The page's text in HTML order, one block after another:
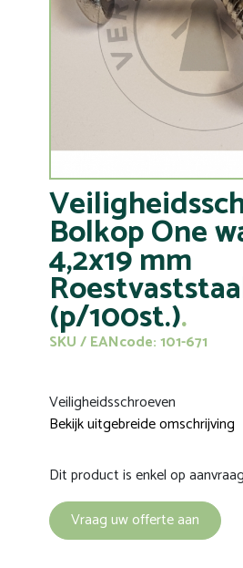
Bolkop One
4,2x19 mm
(p/100st.)
SKU / EANcode: 101-671
Veiligheidsschroeven
Bekijk uitgebreide omschrijving
Dit product is enkel op
Vraag uw offerte aan